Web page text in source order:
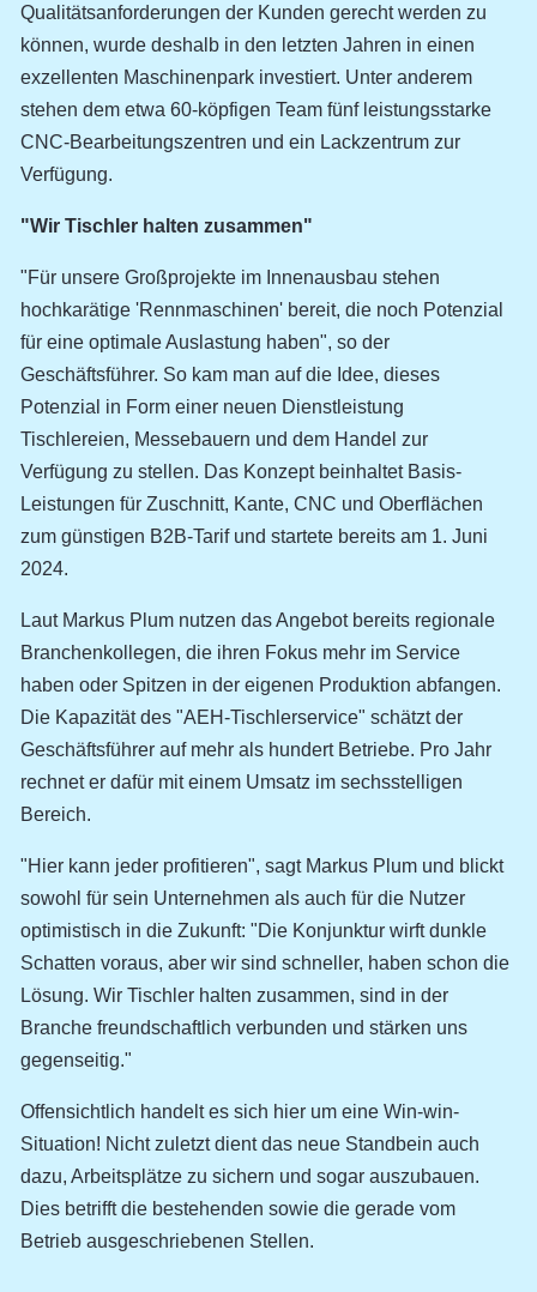
Qualitätsanforderungen der Kunden gerecht werden zu
können, wurde deshalb in den letzten Jahren in einen
exzellenten Maschinenpark investiert. Unter anderem
stehen dem etwa 60-köpfigen Team fünf leistungsstarke
CNC-Bearbeitungszentren und ein Lackzentrum zur
Verfügung.
"Wir Tischler halten zusammen"
"Für unsere Großprojekte im Innenausbau stehen
hochkarätige 'Rennmaschinen' bereit, die noch Potenzial
für eine optimale Auslastung haben", so der
Geschäftsführer. So kam man auf die Idee, dieses
Potenzial in Form einer neuen Dienstleistung
Tischlereien, Messebauern und dem Handel zur
Verfügung zu stellen. Das Konzept beinhaltet Basis-
Leistungen für Zuschnitt, Kante, CNC und Oberflächen
zum günstigen B2B-Tarif und startete bereits am 1. Juni
2024.
Laut Markus Plum nutzen das Angebot bereits regionale
Branchenkollegen, die ihren Fokus mehr im Service
haben oder Spitzen in der eigenen Produktion abfangen.
Die Kapazität des "AEH-Tischlerservice" schätzt der
Geschäftsführer auf mehr als hundert Betriebe. Pro Jahr
rechnet er dafür mit einem Umsatz im sechsstelligen
Bereich.
"Hier kann jeder profitieren", sagt Markus Plum und blickt
sowohl für sein Unternehmen als auch für die Nutzer
optimistisch in die Zukunft: "Die Konjunktur wirft dunkle
Schatten voraus, aber wir sind schneller, haben schon die
Lösung. Wir Tischler halten zusammen, sind in der
Branche freundschaftlich verbunden und stärken uns
gegenseitig."
Offensichtlich handelt es sich hier um eine Win-win-
Situation! Nicht zuletzt dient das neue Standbein auch
dazu, Arbeitsplätze zu sichern und sogar auszubauen.
Dies betrifft die bestehenden sowie die gerade vom
Betrieb ausgeschriebenen Stellen.